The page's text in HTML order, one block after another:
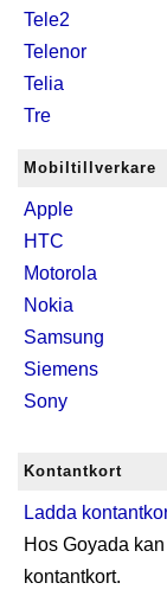
Tele2
Telenor
Telia
Tre
Mobiltillverkare
Apple
HTC
Motorola
Nokia
Samsung
Siemens
Sony
Kontantkort
Ladda
Hos Goyada
kontantkort.